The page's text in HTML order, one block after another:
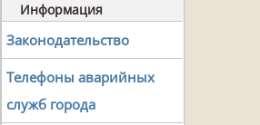
Информация
Законодательство
Телефоны аварийных
служб города